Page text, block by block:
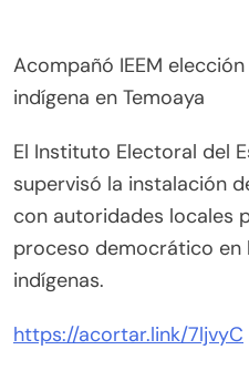
Acompañó IEEM
indígena en Temoaya
El Instituto Electoral del
supervisó la instalación
con autoridades locales
proceso democrático en
indígenas.
https://acortar.link/7ljvyC